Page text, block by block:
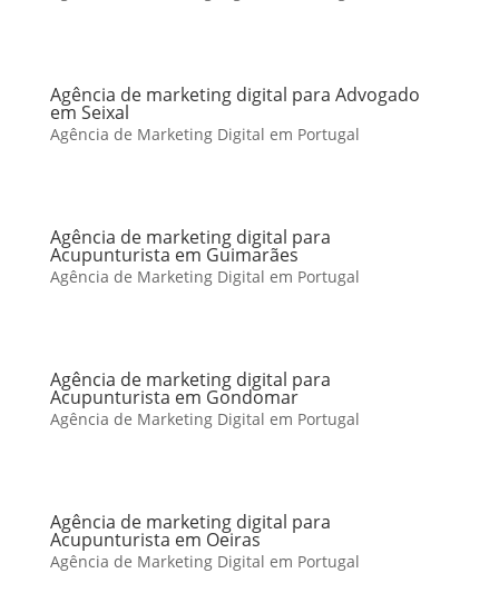
Agência de marketing digital para Advogado
em Seixal
Agência de Marketing Digital em Portugal
Agência de marketing digital para
Acupunturista em Guimarães
Agência de Marketing Digital em Portugal
Agência de marketing digital para
Acupunturista em Gondomar
Agência de Marketing Digital em Portugal
Agência de marketing digital para
Acupunturista em Oeiras
Agência de Marketing Digital em Portugal